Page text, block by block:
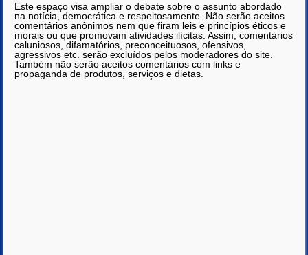
Este espaço visa ampliar o debate sobre o assunto abordado
na notícia, democrática e respeitosamente. Não serão aceitos
comentários anônimos nem que firam leis e princípios éticos e
morais ou que promovam atividades ilícitas. Assim, comentários
caluniosos, difamatórios, preconceituosos, ofensivos,
agressivos etc. serão excluídos pelos moderadores do site.
Também não serão aceitos comentários com links e
propaganda de produtos, serviços e dietas.